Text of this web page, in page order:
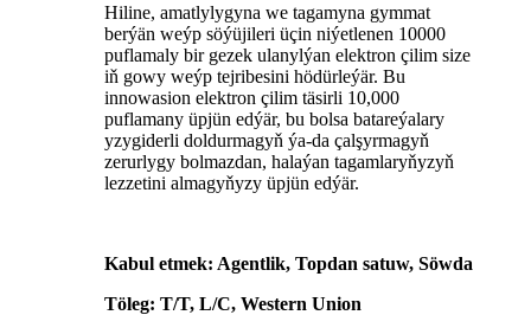
Hiline, amatlylygyna we tagamyna gymmat
berýän weýp söýüjileri üçin niýetlenen 10000
puflamaly bir gezek ulanylýan elektron çilim size
iň gowy weýp tejribesini hödürleýär. Bu
innowasion elektron çilim täsirli 10,000
puflamany üpjün edýär, bu bolsa batareýalary
yzygiderli doldurmagyň ýa-da çalşyrmagyň
zerurlygy bolmazdan, halaýan tagamlaryňyzyň
lezzetini almagyňyzy üpjün edýär.
Kabul etmek: Agentlik, Topdan satuw, Söwda
Töleg: T/T, L/C, Western Union